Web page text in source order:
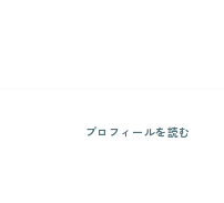
プロフィールを読む